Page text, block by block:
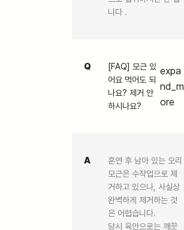
니다 .
Q
[FAQ] 모근 있
어요 먹어도 되
나요? 제거 안
하시나요?
expa
nd_m
ore
A
훈연 후 남아 있는 오리
모근은 수작업으로 제
거하고 있으나, 사실상
완벽하게 제거하는 것
은 어렵습니다.
당시 육안으로는 깨끗